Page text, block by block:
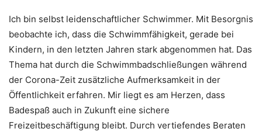
Ich bin selbst leidenschaftlicher Schwimmer. Mit Besorgnis
beobachte ich, dass die Schwimmfähigkeit, gerade bei
Kindern, in den letzten Jahren stark abgenommen hat. Das
Thema hat durch die Schwimmbadschließungen während
der Corona-Zeit zusätzliche Aufmerksamkeit in der
Öffentlichkeit erfahren. Mir liegt es am Herzen, dass
Badespaß auch in Zukunft eine sichere
Freizeitbeschäftigung bleibt. Durch vertiefendes Beraten